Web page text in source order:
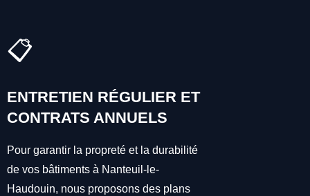
📋
ENTRETIEN RÉGULIER ET
CONTRATS ANNUELS
Pour garantir la propreté et la durabilité
de vos bâtiments à Nanteuil-le-
Haudouin, nous proposons des plans